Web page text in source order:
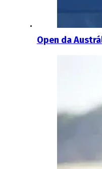
Open da